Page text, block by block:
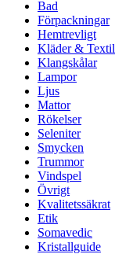
Bad
Förpackningar
Hemtrevligt
Kläder & Textil
Klangskålar
Lampor
Ljus
Mattor
Rökelser
Seleniter
Smycken
Trummor
Vindspel
Övrigt
Kvalitetssäkrat
Etik
Somavedic
Kristallguide